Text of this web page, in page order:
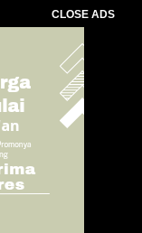
CLOSE ADS